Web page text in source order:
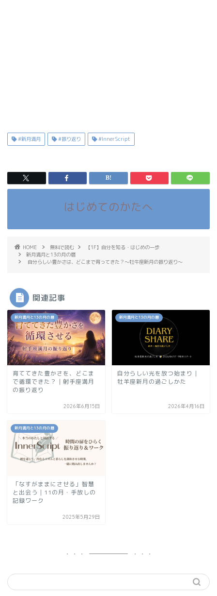
#新月満月 #振り返り #InnerScript
はじめてのかたへ
HOME 無料で読む
【1F】自分を知る・はじめの一歩
新月満月と13の月の暦
自分らしい豊かさは、どこまで育ってきた？〜牡牛座新月の振り返り〜
関連記事
新月満月と13の月の暦
育ててきた豊かさを、どこま
で循環できた？｜射手座満月
の振り返り
2026年6月15日
新月満月と13の月の暦
自分らしい光を放つ始まり｜
牡羊座新月の過ごしかた
2026年4月16日
新月満月と13の月の暦
「なすがままにさせる」智慧
と出会う｜11の月・手放しの
記録ワーク
2025年5月29日